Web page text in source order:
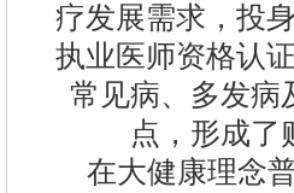
疗发展需求，投
执业医师资格认
常见病、多发病
点，形成了
在大健康理念